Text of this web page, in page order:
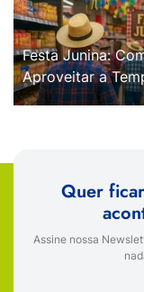
Festa Junina:
Aproveitar a
Quer
Assine nossa